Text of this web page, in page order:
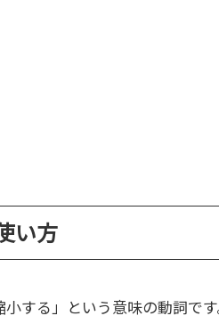
い方
小する」という意味の動詞で